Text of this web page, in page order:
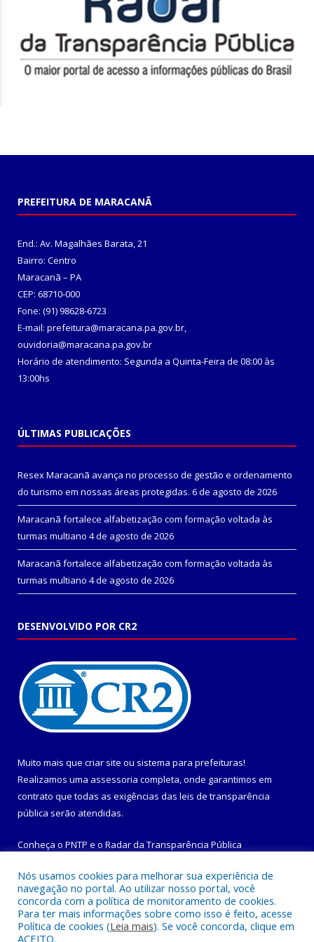
PREFEITURA DE MARACANÃ
End.: Av. Magalhães Barata, 21
Bairro: Centro
Maracanã – PA
CEP: 68710-000
Fone: (91) 98628-6723
E-mail: prefeitura@maracana.pa.gov.br,
ouvidoria@maracana.pa.gov.br
Horário de atendimento: Segunda a Quinta-Feira de 08:00 às
13:00hs
ÚLTIMAS PUBLICAÇÕES
Resex Maracanã avança no processo de gestão e ordenamento
do turismo em nossas áreas protegidas. 6 de agosto de 2026
Maracanã fortalece alfabetização com formação voltada às
turmas multiano 4 de agosto de 2026
Maracanã fortalece alfabetização com formação voltada às
turmas multiano 4 de agosto de 2026
DESENVOLVIDO POR CR2
Muito mais que criar site ou sistema para prefeituras!
Realizamos uma assessoria completa, onde garantimos em
contrato que todas as exigências das leis de transparência
pública serão atendidas.
Conheça o PNTP e o Radar da Transparência Pública
Todos os direitos reservados a Prefeitura Municipal de
Maracanã.
Nós usamos cookies para melhorar sua experiência de
navegação no portal. Ao utilizar nosso portal, você
concorda com a política de monitoramento de cookies.
Para ter mais informações sobre como isso é feito, acesse
Política de cookies (Leia mais). Se você concorda, clique em
ACEITO.